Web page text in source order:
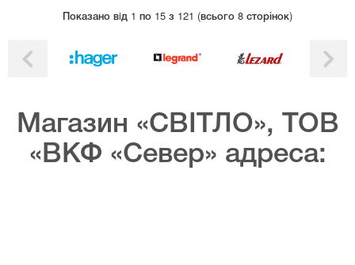
Показано вiд 1 по 15 з 121 (всього 8 сторінок)
Магазин «СВІТЛО», ТОВ
«ВКФ «Север» адреса: